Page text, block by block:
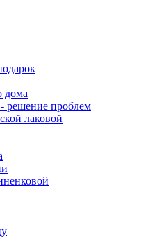
дома
решение проблем
лаковой